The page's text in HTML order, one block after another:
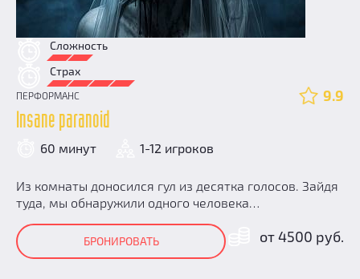
Сложность
Страх
ПЕРФОРМАНС 9.9
Insane paranoid
60 минут 1-12 игроков
Из комнаты доносился гул из десятка голосов. Зайдя
туда, мы обнаружили одного человека…
от 4500 руб.
БРОНИРОВАТЬ